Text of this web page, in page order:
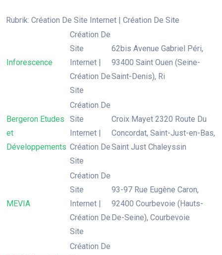
Rubrik: Création De Site Internet | Création De Site
Inforescence
Création De
Site
Internet |
Création De
Site
62bis Avenue Gabriel Péri,
93400 Saint Ouen (Seine-
Saint-Denis), Ri
Bergeron Etudes
et
Développements
Création De
Site
Internet |
Création De
Site
Croix Mayet 2320 Route Du
Concordat, Saint-Just-en-Bas,
Saint Just Chaleyssin
MEVIA
Création De
Site
Internet |
Création De
Site
93-97 Rue Eugène Caron,
92400 Courbevoie (Hauts-
De-Seine), Courbevoie
Création De